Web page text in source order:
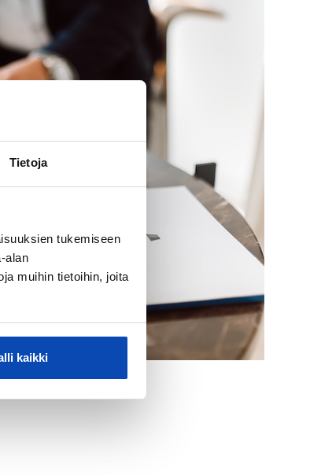
Tietoja
tukemiseen
alan
muihin tietoihin, joita
kaikki